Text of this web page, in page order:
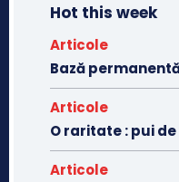
Hot this week
Articole
Bază
Articole
O raritate : pui
Articole